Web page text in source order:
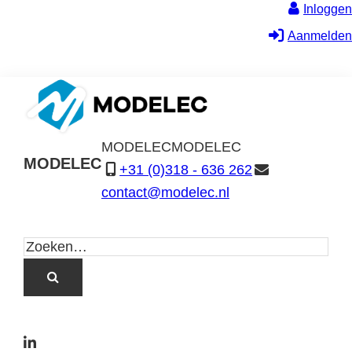
Inloggen
Aanmelden
MODELEC
MODELECMODELEC
+31 (0)318 - 636 262
contact@modelec.nl
L